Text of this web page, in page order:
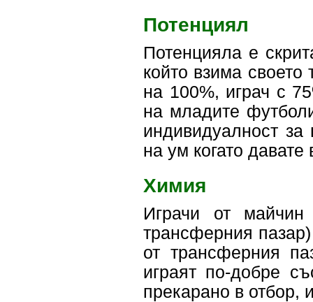
Потенциял
Потенцияла е
който взима своето
на 100%, играч с
на младите
индивидуалност за
на ум когато
Химия
Играчи от
трансферния
от трансферния
играят по-добре
прекарано в отбор,